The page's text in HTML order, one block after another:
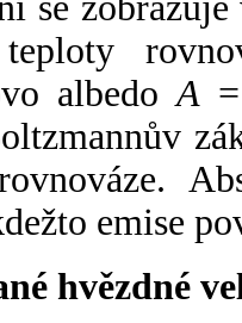
albedoA
emise
hvězdné